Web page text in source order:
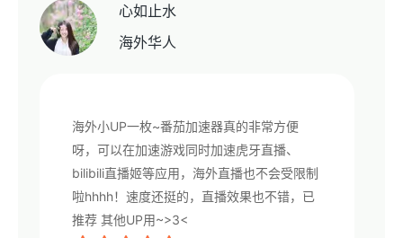
心如止水
海外华人
海外小UP一枚~番茄加速器真的非常方便
呀，可以在加速游戏同时加速虎牙直播、
bilibili直播姬等应用，海外直播也不会受限制
啦hhhh！速度还挺的，直播效果也不错，已
推荐 其他UP用~>3<